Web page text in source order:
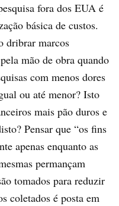
fora dos EUA é
básica de custos.
dribrar marcos
mão de obra quando
com menos dores
ou até menor? Isto
mais pão duros e
Pensar que “os fins
apenas enquanto as
permançam
tomados para reduzir
coletados é posta em